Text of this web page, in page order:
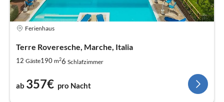
Ferienhaus
Terre Roveresche, Marche, Italia
12 Gäste190 m26 Schlafzimmer
ab 357€ pro Nacht